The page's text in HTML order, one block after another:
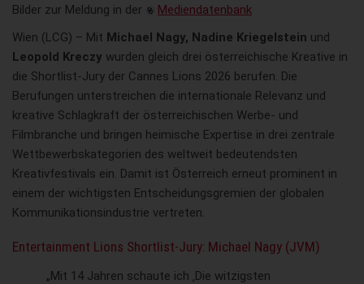
Bilder zur Meldung in der
Mediendatenbank
Wien (LCG) – Mit Michael Nagy, Nadine Kriegelstein und
Leopold Kreczy wurden gleich drei österreichische Kreative in
die Shortlist-Jury der Cannes Lions 2026 berufen. Die
Berufungen unterstreichen die internationale Relevanz und
kreative Schlagkraft der österreichischen Werbe- und
Filmbranche und bringen heimische Expertise in drei zentrale
Wettbewerbskategorien des weltweit bedeutendsten
Kreativfestivals ein. Damit ist Österreich erneut prominent in
einem der wichtigsten Entscheidungsgremien der globalen
Kommunikationsindustrie vertreten.
Entertainment Lions Shortlist-Jury: Michael Nagy (JVM)
„Mit 14 Jahren schaute ich ‚Die witzigsten